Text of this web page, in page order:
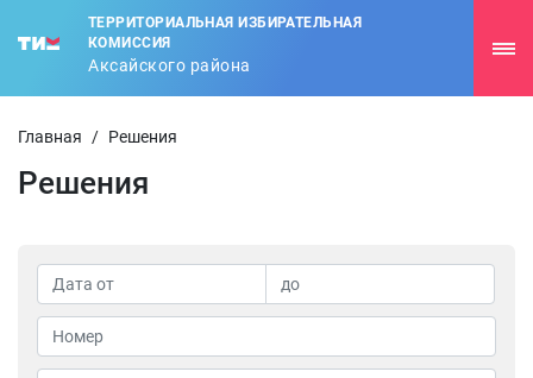
ТЕРРИТОРИАЛЬНАЯ ИЗБИРАТЕЛЬНАЯ
КОМИССИЯ
Аксайского района
Главная / Решения
Решения